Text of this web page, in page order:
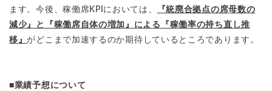
ます。今後、稼働席KPIにおいては、
『統廃合拠点の席母数の
減少』と『稼働席自体の増加』による『稼働率の持ち直し推
移』がどこまで加速するのか期待しているところであります。
■業績予想について